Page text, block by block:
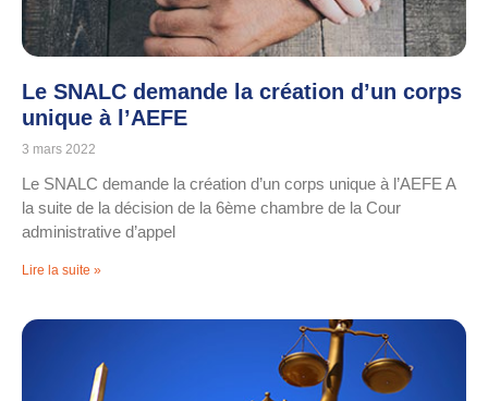
Le SNALC demande la création d’un corps
unique à l’AEFE
3 mars 2022
Le SNALC demande la création d’un corps unique à l’AEFE A
la suite de la décision de la 6ème chambre de la Cour
administrative d’appel
Lire la suite »